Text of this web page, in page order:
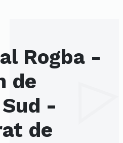
Rogba -
de
-
de